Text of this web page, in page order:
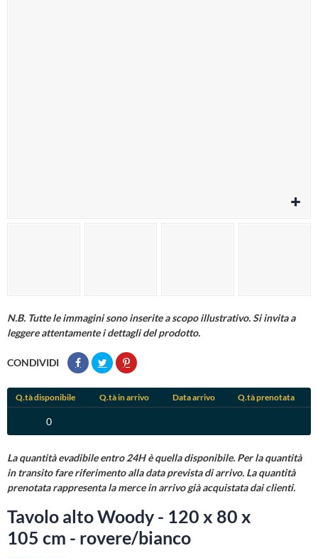
N.B. Tutte le immagini sono inserite a scopo illustrativo. Si invita a
leggere attentamente i dettagli del prodotto.
CONDIVIDI
Q.tà disponibile Q.tà in arrivo Data arrivo Q.tà prenotata
0
La quantità evadibile entro 24H è quella disponibile. Per la quantità
in transito fare riferimento alla data prevista di arrivo. La quantità
prenotata rappresenta la merce in arrivo già acquistata dai clienti.
Tavolo alto Woody - 120 x 80 x
105 cm - rovere/bianco